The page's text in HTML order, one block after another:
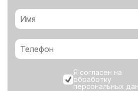
Я согласен на
обработку
персональных